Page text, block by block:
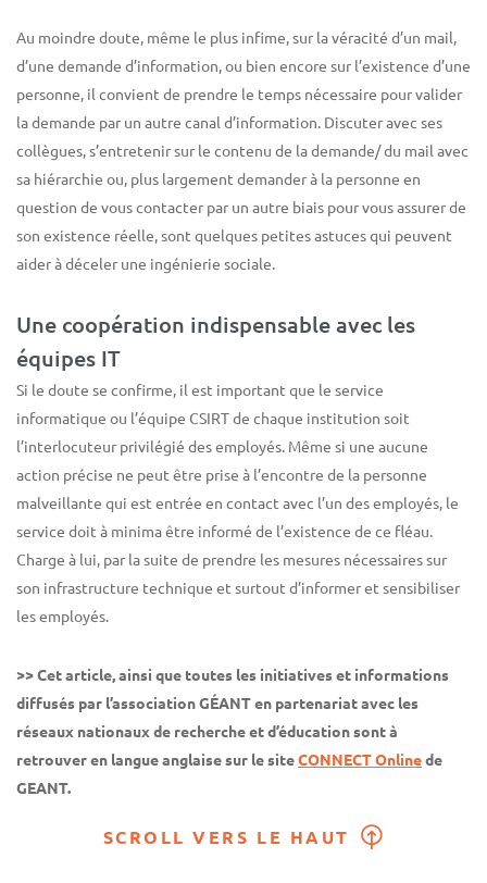
Au moindre doute, même le plus infime, sur la véracité d’un mail,
d’une demande d’information, ou bien encore sur l’existence d’une
personne, il convient de prendre le temps nécessaire pour valider
la demande par un autre canal d’information. Discuter avec ses
collègues, s’entretenir sur le contenu de la demande/ du mail avec
sa hiérarchie ou, plus largement demander à la personne en
question de vous contacter par un autre biais pour vous assurer de
son existence réelle, sont quelques petites astuces qui peuvent
aider à déceler une ingénierie sociale.
Une coopération indispensable avec les
équipes IT
Si le doute se confirme, il est important que le service
informatique ou l’équipe CSIRT de chaque institution soit
l’interlocuteur privilégié des employés. Même si une aucune
action précise ne peut être prise à l’encontre de la personne
malveillante qui est entrée en contact avec l’un des employés, le
service doit à minima être informé de l’existence de ce fléau.
Charge à lui, par la suite de prendre les mesures nécessaires sur
son infrastructure technique et surtout d’informer et sensibiliser
les employés.
>> Cet article, ainsi que toutes les initiatives et informations
diffusés par l’association GÉANT en partenariat avec les
réseaux nationaux de recherche et d’éducation sont à
retrouver en langue anglaise sur le siteCONNECT Onlinede
GEANT.
SCROLL VERS LE HAUT